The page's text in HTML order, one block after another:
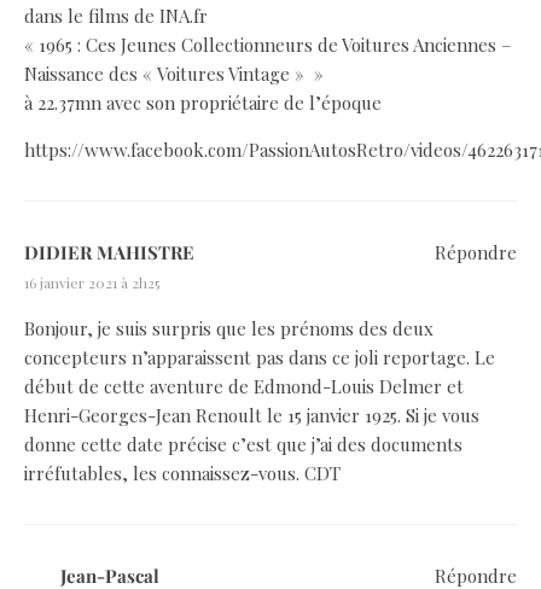
dans le films de INA.fr
« 1965 : Ces Jeunes Collectionneurs de Voitures Anciennes –
Naissance des « Voitures Vintage » »
à 22.37mn avec son propriétaire de l’époque
https://www.facebook.com/PassionAutosRetro/videos/
DIDIER MAHISTRE
16 janvier 2021 à 2h25
Bonjour, je suis surpris que les prénoms des deux
concepteurs n’apparaissent pas dans ce joli reportage. Le
début de cette aventure de Edmond-Louis Delmer et
Henri-Georges-Jean Renoult le 15 janvier 1925. Si je vous
donne cette date précise c’est que j’ai des documents
irréfutables, les connaissez-vous. CDT
Répondre
Jean-Pascal Répondre